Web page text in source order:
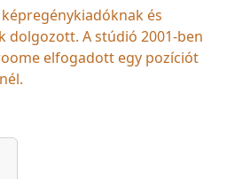
és
dolgozott. A stúdió 2001-ben
elfogadott egy pozíciót